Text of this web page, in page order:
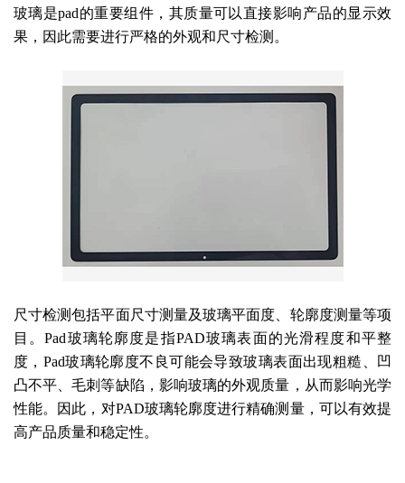
玻璃是pad的重要组件，其质量可以直接影响产品的显示效
果，因此需要进行严格的外观和尺寸检测。
尺寸检测包括平面尺寸测量及玻璃平面度、轮廓度测量等项
目。Pad玻璃轮廓度是指PAD玻璃表面的光滑程度和平整
度，Pad玻璃轮廓度不良可能会导致玻璃表面出现粗糙、凹
凸不平、毛刺等缺陷，影响玻璃的外观质量，从而影响光学
性能。因此，对PAD玻璃轮廓度进行精确测量，可以有效提
高产品质量和稳定性。